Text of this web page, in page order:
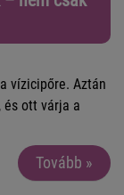
vízicipőre. Aztán
és ott várja a
gyerekeknek
használható -
Tovább »